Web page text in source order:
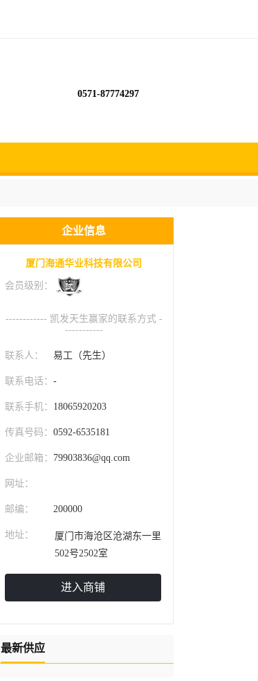
0571-87774297
企业信息
厦门海通华业科技有限公司
会员级别：
------------ 凯发天生赢家的联系方式 -
-----------
联系人： 易工（先生）
联系电话： -
联系手机： 18065920203
传真号码： 0592-6535181
企业邮箱： 79903836@qq.com
网址：
邮编： 200000
地址：
厦门市海沧区沧湖东一里
502号2502室
进入商铺
最新供应